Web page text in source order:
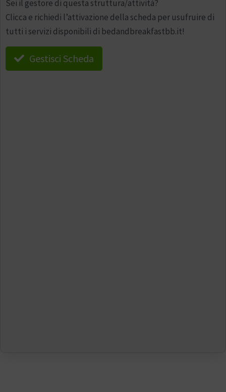
Sei il gestore di questa struttura/attività?
Clicca e richiedi l’attivazione della scheda per usufruire di
tutti i servizi disponibili di bedandbreakfastbb.it!
Gestisci Scheda